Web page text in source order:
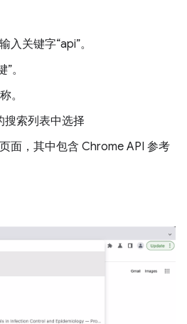
入关键字“api”。
。
。
搜索列表中选择
面，其中包含 Chrome API 参考